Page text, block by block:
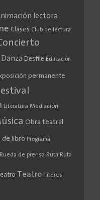
lectora
Clases Club de lectura
Danza Desfile Educación
permanente
Literatura Mediación
Obra teatral
de libro Programa
Rueda de prensa Ruta Ruta
Teatro Títeres